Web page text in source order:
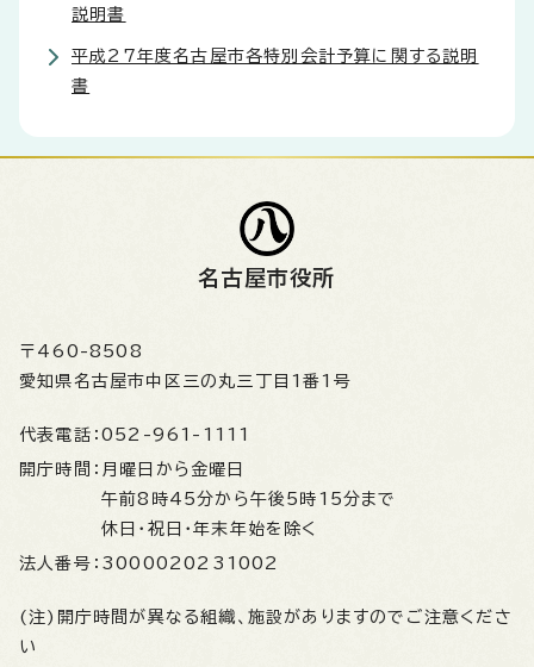
説明書
平成27年度名古屋市各特別会計予算に関する説明
書
名古屋市役所
〒460-8508
愛知県名古屋市中区三の丸三丁目1番1号
代表電話： 052-961-1111
開庁時間： 月曜日から金曜日
午前8時45分から午後5時15分まで
休日・祝日・年末年始を除く
法人番号： 3000020231002
(注)開庁時間が異なる組織、施設がありますのでご注意くださ
い